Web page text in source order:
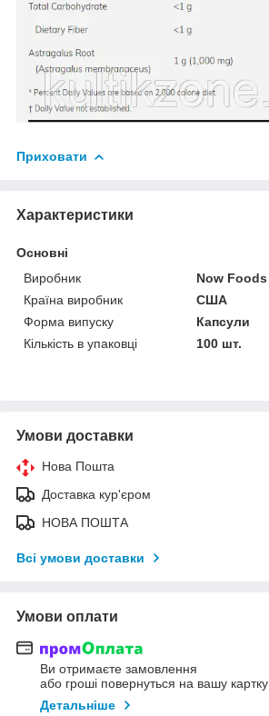
Приховати
Характеристики
Основні
Виробник
Now Foods
Країна виробник
США
Форма випуску
Капсули
Кількість в упаковці
100 шт.
Умови доставки
Нова Пошта
Доставка кур'єром
НОВА ПОШТА
Всі умови доставки
Умови оплати
Ви отримаєте замовлення
або гроші повернуться на вашу картку
Детальніше